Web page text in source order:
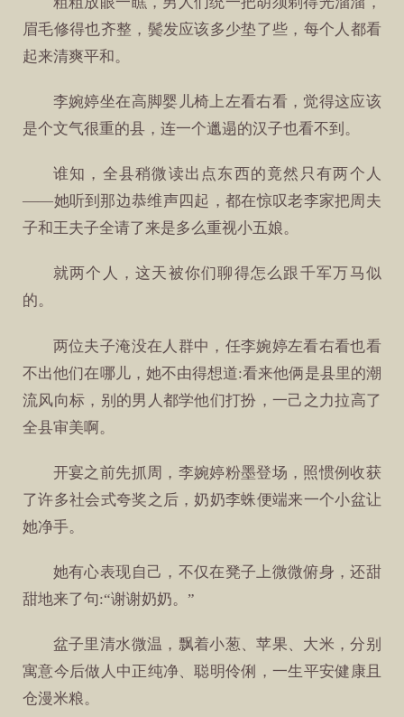
眉毛修得也齐整，鬓发应该多少垫了些，每个人都看
起来清爽平和。
李婉婷坐在高脚婴儿椅上左看右看，觉得这应该
是个文气很重的县，连一个邋遢的汉子也看不到。
谁知，全县稍微读出点东西的竟然只有两个人
——她听到那边恭维声四起，都在惊叹老李家把周夫
子和王夫子全请了来是多么重视小五娘。
就两个人，这天被你们聊得怎么跟千军万马似
的。
两位夫子淹没在人群中，任李婉婷左看右看也看
不出他们在哪儿，她不由得想道:看来他俩是县里的潮
流风向标，别的男人都学他们打扮，一己之力拉高了
全县审美啊。
开宴之前先抓周，李婉婷粉墨登场，照惯例收获
了许多社会式夸奖之后，奶奶李蛛便端来一个小盆让
她净手。
她有心表现自己，不仅在凳子上微微俯身，还甜
甜地来了句:“谢谢奶奶。”
盆子里清水微温，飘着小葱、苹果、大米，分别
寓意今后做人中正纯净、聪明伶俐，一生平安健康且
仓漫米粮。